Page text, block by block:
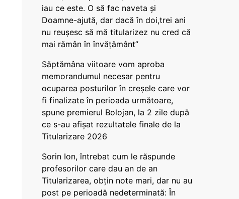
iau ce este. O să fac naveta și
Doamne-ajută, dar dacă în doi,trei ani
nu reușesc să mă titularizez nu cred că
mai rămân în învățământ”
Săptămâna viitoare vom aproba
memorandumul necesar pentru
ocuparea posturilor în creșele care vor
fi finalizate în perioada următoare,
spune premierul Bolojan, la 2 zile după
ce s-au afișat rezultatele finale de la
Titularizare 2026
Sorin Ion, întrebat cum le răspunde
profesorilor care dau an de an
Titularizarea, obțin note mari, dar nu au
post pe perioadă nedeterminată: În